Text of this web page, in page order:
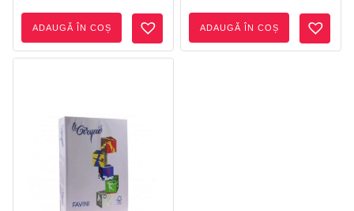
ADAUGĂ ÎN COȘ ADAUGĂ ÎN COȘ